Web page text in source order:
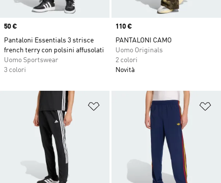
Price
50 €
Pantaloni Essentials 3 strisce
french terry con polsini affusolati
Uomo Sportswear
3 colori
Price
110 €
PANTALONI CAMO
Uomo Originals
2 colori
Novità
Aggiungi alla lista dei desideri